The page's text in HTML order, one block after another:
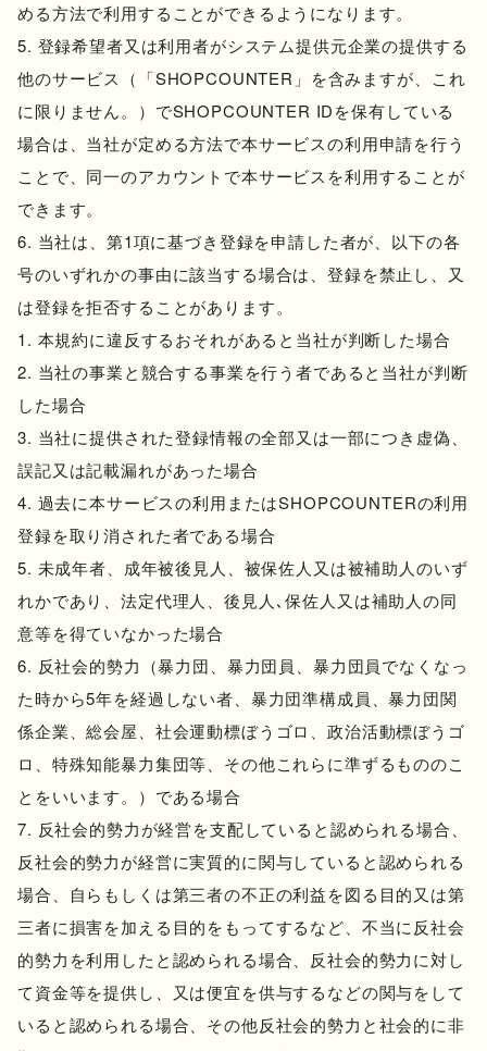
める方法で利用することができるようになります。
登録希望者又は利用者がシステム提供元企業の提供する
他のサービス（「SHOPCOUNTER」を含みますが、これ
に限りません。）でSHOPCOUNTER IDを保有している
場合は、当社が定める方法で本サービスの利用申請を行う
ことで、同一のアカウントで本サービスを利用することが
できます。
当社は、第1項に基づき登録を申請した者が、以下の各
号のいずれかの事由に該当する場合は、登録を禁止し、又
は登録を拒否することがあります。
本規約に違反するおそれがあると当社が判断した場合
当社の事業と競合する事業を行う者であると当社が判断
した場合
当社に提供された登録情報の全部又は一部につき虚偽、
誤記又は記載漏れがあった場合
過去に本サービスの利用またはSHOPCOUNTERの利用
登録を取り消された者である場合
未成年者、成年被後見人、被保佐人又は被補助人のいず
れかであり、法定代理人、後見人､保佐人又は補助人の同
意等を得ていなかった場合
反社会的勢力（暴力団、暴力団員、暴力団員でなくなっ
た時から5年を経過しない者、暴力団準構成員、暴力団関
係企業、総会屋、社会運動標ぼうゴロ、政治活動標ぼうゴ
ロ、特殊知能暴力集団等、その他これらに準ずるもののこ
とをいいます。）である場合
反社会的勢力が経営を支配していると認められる場合、
反社会的勢力が経営に実質的に関与していると認められる
場合、自らもしくは第三者の不正の利益を図る目的又は第
三者に損害を加える目的をもってするなど、不当に反社会
的勢力を利用したと認められる場合、反社会的勢力に対し
て資金等を提供し、又は便宜を供与するなどの関与をして
いると認められる場合、その他反社会的勢力と社会的に非